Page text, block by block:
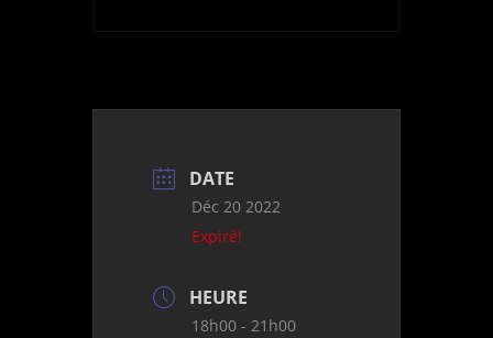
DATE
Déc 20 2022
Expiré!
HEURE
18h00 - 21h00